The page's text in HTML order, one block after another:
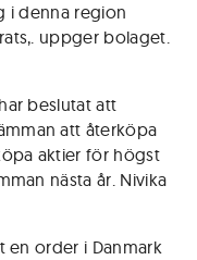
i denna region
uppger bolaget.
beslutat att
att återköpa
aktier för högst
nästa år. Nivika
en order i Danmark